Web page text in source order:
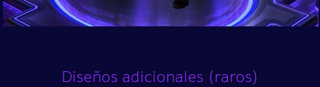
Diseños adicionales (raros)